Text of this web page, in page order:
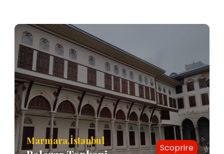
Marmara,İstanbul
Scoprire